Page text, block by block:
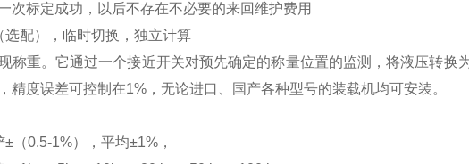
次标定成功，以后不存在不必要的来回维护费用
选配），临时切换，独立计算
称重。它通过一个接近开关对预先确定的称量位置的监测，将液压转换
精度误差可控制在1%，无论进口、国产各种型号的装载机均可安装。
（0.5-1%），平均±1%，